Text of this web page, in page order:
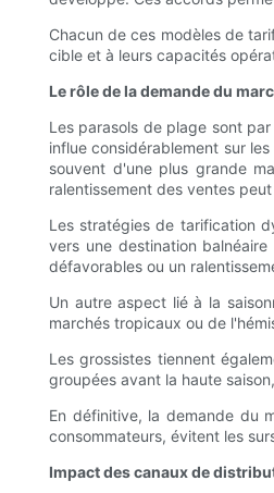
Chacun de ces modèles de
cible et à leurs capacités
Le rôle de la demande du
Les parasols de plage sont
influe considérablement sur
souvent d'une plus grande
ralentissement des ventes
Les stratégies de tarification
vers une destination
défavorables ou un
Un autre aspect lié à la
marchés tropicaux ou de
Les grossistes tiennent
groupées avant la haute
En définitive, la demande du
consommateurs, évitent les
Impact des canaux de